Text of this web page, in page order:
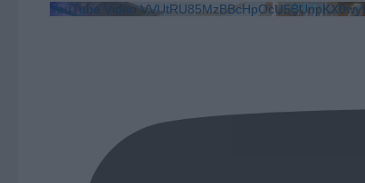
YouTube Video